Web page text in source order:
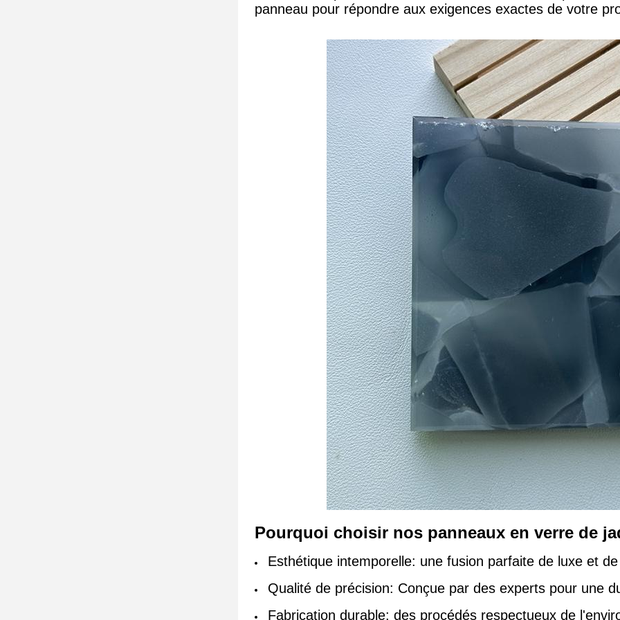
panneau pour répondre aux exigences exactes de votre
Pourquoi choisir nos panneaux en verre de
Esthétique intemporelle: une fusion parfaite de luxe et
Qualité de précision: Conçue par des experts pour une
Fabrication durable: des procédés respectueux de